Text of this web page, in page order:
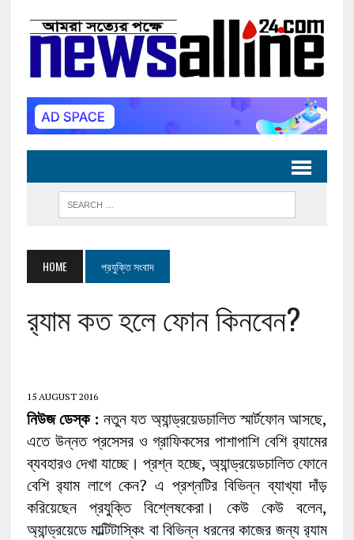
HOME প্রযুক্তি সংবাদ
র‍্যাম কত হলে ফোন কিনবেন?
15 AUGUST 2016
নিউজ ডেস্ক : নতুন যত অ্যান্ড্রয়েডচালিত স্মার্টফোন আসছে,
এতে উন্নত প্রসেসর ও গ্রাফিকসের পাশাপাশি বেশি র‌্যামের
ব্যবহারও দেখা যাচ্ছে। প্রশ্ন হচ্ছে, অ্যান্ড্রয়েডচালিত ফোনে
বেশি র‌্যাম লাগে কেন? এ প্রশ্নটির বিভিন্ন ব্যাখ্যা দাঁড়
করিয়েছেন প্রযুক্তি বিশ্লেষকেরা। কেউ কেউ বলেন,
অ্যান্ড্রয়েডে মাল্টিটাস্কিং বা বিভিন্ন ধরনের কাজের জন্য র‌্যাম